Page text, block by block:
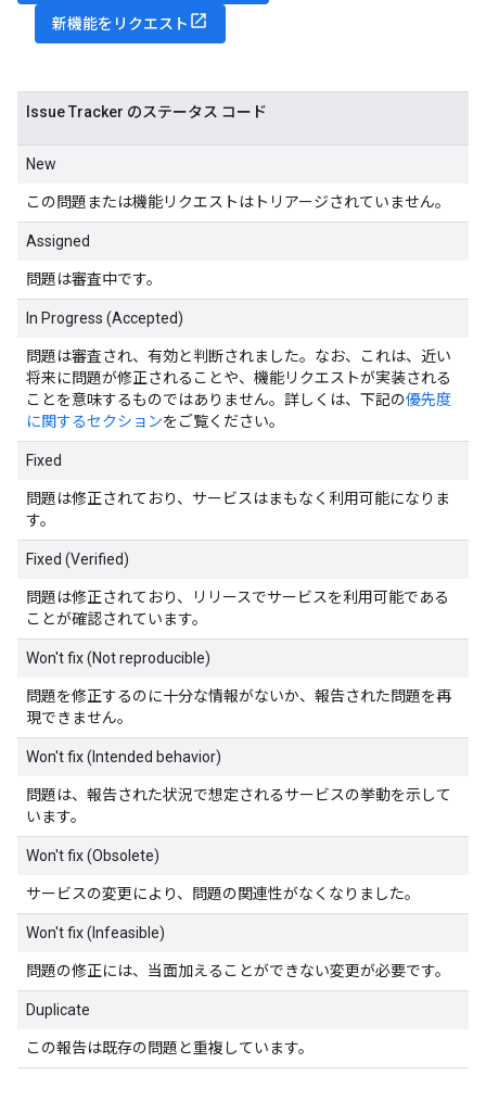
新機能をリクエスト
Issue Tracker のステータス コード
New
この問題または機能リクエストはトリアージされていません。
Assigned
問題は審査中です。
In Progress (Accepted)
問題は審査され、有効と判断されました。なお、これは、近い
将来に問題が修正されることや、機能リクエストが実装される
ことを意味するものではありません。詳しくは、下記の優先度
に関するセクションをご覧ください。
Fixed
問題は修正されており、サービスはまもなく利用可能になりま
す。
Fixed (Verified)
問題は修正されており、リリースでサービスを利用可能である
ことが確認されています。
Won't fix (Not reproducible)
問題を修正するのに十分な情報がないか、報告された問題を再
現できません。
Won't fix (Intended behavior)
問題は、報告された状況で想定されるサービスの挙動を示して
います。
Won't fix (Obsolete)
サービスの変更により、問題の関連性がなくなりました。
Won't fix (Infeasible)
問題の修正には、当面加えることができない変更が必要です。
Duplicate
この報告は既存の問題と重複しています。